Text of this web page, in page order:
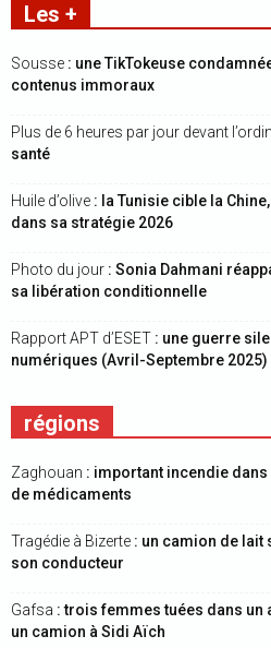
Les +
Sousse : une TikTokeuse
contenus immoraux
Plus de 6 heures par jour devant
santé
Huile d’olive : la Tunisie cible la
dans sa stratégie 2026
Photo du jour : Sonia Dahmani
sa libération conditionnelle
Rapport APT d’ESET : une guerre
numériques (Avril-Septembre 2025)
régions
Zaghouan : important incendie
de médicaments
Tragédie à Bizerte : un camion de lait
son conducteur
Gafsa : trois femmes tuées dans un
un camion à Sidi Aïch